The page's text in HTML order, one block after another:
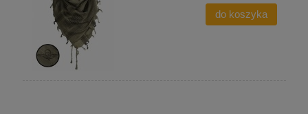
do koszyka